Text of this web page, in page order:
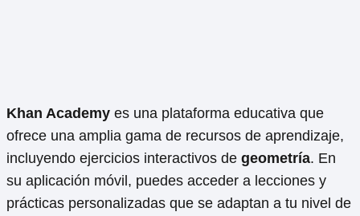
Khan Academy es una plataforma educativa que
ofrece una amplia gama de recursos de aprendizaje,
incluyendo ejercicios interactivos de geometría. En
su aplicación móvil, puedes acceder a lecciones y
prácticas personalizadas que se adaptan a tu nivel de